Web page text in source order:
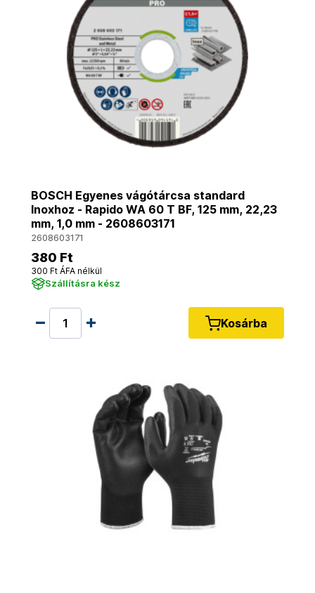
BOSCH Egyenes vágótárcsa standard
Inoxhoz - Rapido WA 60 T BF, 125 mm, 22,23
mm, 1,0 mm - 2608603171
2608603171
380 Ft
300 Ft ÁFA nélkül
Szállításra kész
Kosárba